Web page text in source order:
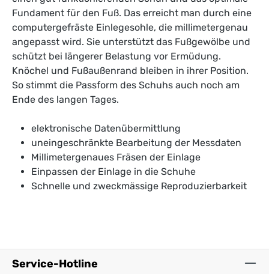
Fundament für den Fuß. Das erreicht man durch eine
computergefräste Einlegesohle, die millimetergenau
angepasst wird. Sie unterstützt das Fußgewölbe und
schützt bei längerer Belastung vor Ermüdung.
Knöchel und Fußaußenrand bleiben in ihrer Position.
So stimmt die Passform des Schuhs auch noch am
Ende des langen Tages.
elektronische Datenübermittlung
uneingeschränkte Bearbeitung der Messdaten
Millimetergenaues Fräsen der Einlage
Einpassen der Einlage in die Schuhe
Schnelle und zweckmässige Reproduzierbarkeit
Service-Hotline